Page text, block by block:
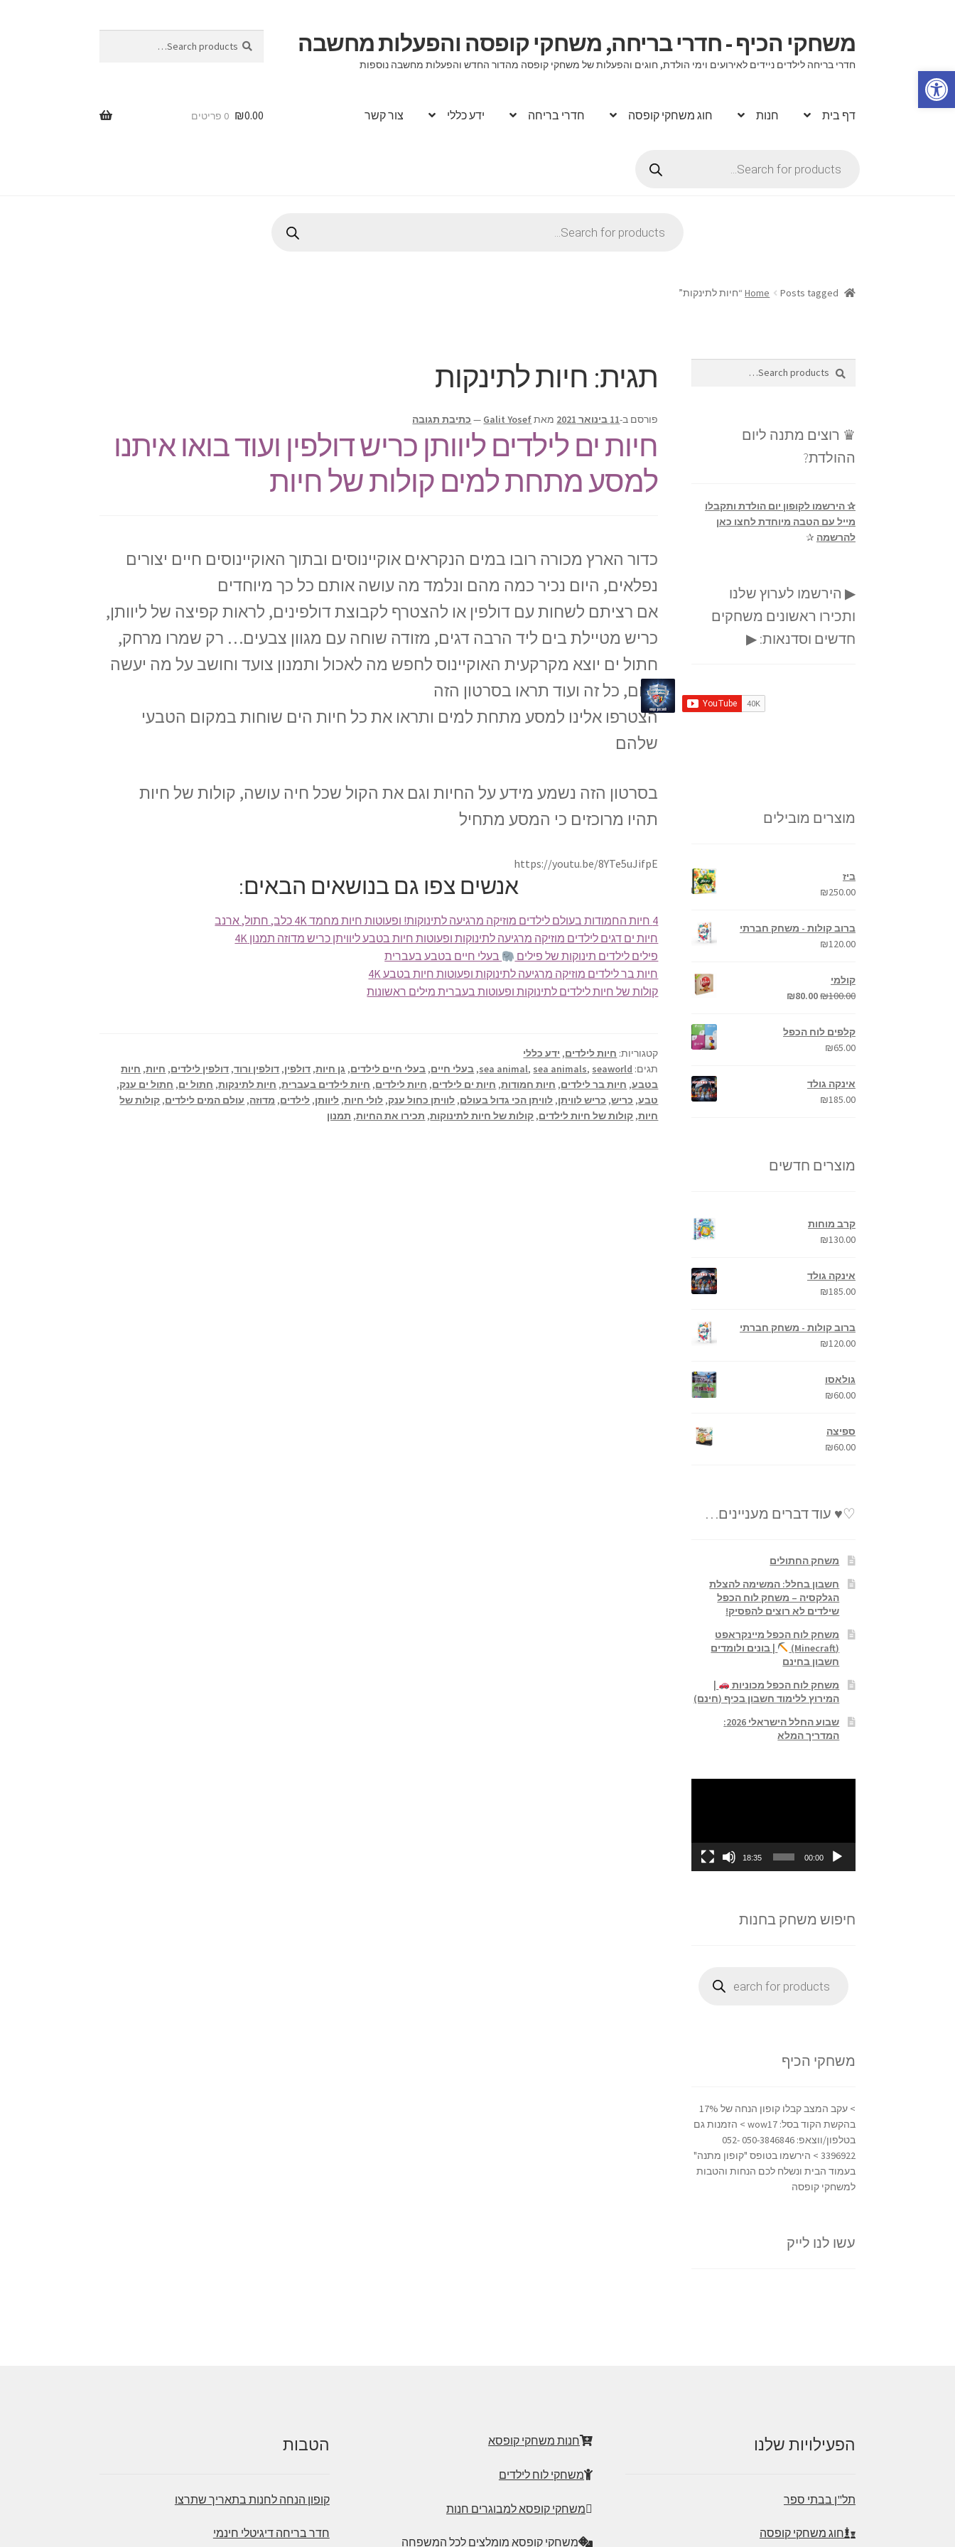
פתח סרגל נגישות
דלג
לניווט
לדלג
לתוכן
משחקי הכיף - חדרי בריחה, משחקי קופסה והפעלות מחשבה
חדרי בריחה לילדים ניידים לאירועים וימי הולדת, חוגים והפעלות של משחקי קופסה מהדור החדש והפעלות מחשבה נוספות
for:
דף בית חנות חוג משחקי קופסה חדרי בריחה ידע כללי צור קשר
search
₪0.00 0 פריטים
search
Home Posts tagged “חיות לתינקות”
תגית: חיות לתינקות
פורסם ב-11 בינואר 2021 מאתGalit Yosef
— כתיבת תגובה
חיות ים לילדים ליוותן כריש דולפין ועוד בואו איתנו
למסע מתחת למים קולות של חיות
כדור הארץ מכורה רובו במים הנקראים אוקיינוסים ובתוך האוקיינוסים חיים יצורים
נפלאים, היום נכיר כמה מהם ונלמד מה עושה אותם כל כך מיוחדים
אם רציתם לשחות עם דולפין או להצטרף לקבוצת דולפינים, לראות קפיצה של ליוותן,
כריש מטיילת בים ליד הרבה דגים, מזודה שוחה עם מגוון צבעים… רק שמרו מרחק,
חתול ים יוצא מקרקעית האוקיינוס לחפש מה לאכול ותמנון צועד וחושב על מה יעשה
היום, כל זה ועוד תראו בסרטון הזה
הצטרפו אלינו למסע מתחת למים ותראו את כל חיות הים שוחות במקום הטבעי
שלהם
בסרטון הזה נשמע מידע על החיות וגם את הקול שכל חיה עושה, קולות של חיות
תהיו מרוכזים כי המסע מתחיל
https://youtu.be/8YTe5uJifpE
אנשים צפו גם בנושאים הבאים:
4 חיות החמודות בעולם לילדים מוזיקה מרגיעה לתינוקות! ופעוטות חיות מחמד 4K כלב, חתול, ארנב
חיות ים דגים לילדים מוזיקה מרגיעה לתינוקות ופעוטות חיות בטבע ליוויתן כריש מדוזה תמנון 4K
פילים לילדים תינוקות של פילים
בעלי חיים בטבע בעברית
חיות בר לילדים מוזיקה מרגיעה לתינוקות ופעוטות חיות בטבע 4K
קולות של חיות לילדים לתינוקות ופעוטות בעברית מילים ראשונות
קטגוריות: חיות לילדים, ידע כללי
תגים:
sea animal, sea animals, seaworld
, בעלי חיים, בעלי חיים לילדים, גן חיות, דולפין, דולפין ורוד, דולפין לילדים, חיות, חיות
בטבע, חיות בר לילדים, חיות חמודות, חיות ים לילדים, חיות לילדים, חיות לילדים בעברית, חיות לתינקות, חתול ים, חתול ים ענק,
טבע, כריש, כריש לוויתן, לוויתן הכי גדול בעולם, לוויתן כחול ענק, לולי חיות, ליוותן, לילדים, מדוזה, עולם המים לילדים, קולות של
חיות, קולות של חיות לילדים, קולות של חיות לתינוקות, תכירו את החיות, תמנון
Search
for:
Search
♛ רוצים מתנה ליום
ההולדת?
✰ הירשמו לקופון יום הולדת ותקבלו
מייל עם הטבה מיוחדת לחצו כאן
להרשמה ✰
▶ הירשמו לערוץ שלנו
ותכירו ראשונים משחקים
חדשים וסדנאות: ▶
מוצרים מובילים
ביז
₪250.00
ברוב קולות - משחק חברתי
₪120.00
קולמי
₪100.00
₪80.00
קלפים לוח הכפל
₪65.00
אינקה גולד
₪185.00
מוצרים חדשים
קרב מוחות
₪130.00
אינקה גולד
₪185.00
ברוב קולות - משחק חברתי
₪120.00
גולאסו
₪60.00
ספיצה
₪60.00
♡♥ עוד דברים מעניינים…
משחק החתולים
חשבון בחלל: המשימה להצלת
הגלקסיה – משחק לוח הכפל
שילדים לא רוצים להפסיק!
משחק לוח הכפל מיינקראפט
(Minecraft)
| בונים ולומדים
חשבון בחינם
משחק לוח הכפל מכוניות
|
המירוץ ללימוד חשבון בכיף (חינם)
שבוע החלל הישראלי 2026:
המדריך המלא
00:00
18:35
חיפוש משחק בחנות
search
משחקי הכיף
> עקב המצב קבלו קופון הנחה של 17%
בהקשת הקוד בסל: wow17 > הזמנות גם
בטלפון/ווצאפ: 050-3846846 052-
3396922 > הירשמו בטופס "קופון מתנה"
בעמוד הבית ונשלח לכם הנחות והטבות
למשחקי קופסה
עשו לנו לייק
הפעילויות שלנו
תל"ן בבתי ספר
חוג משחקי קופסה
חנות משחקי קופסא
משחקי לוח לילדים
משחקי קופסא למבוגרים חנות
משחקי קופסא מומלצים לכל המשפחה
הטבות
קופון הנחה לחנות בתאריך שתרצו
חדר בריחה דיגיטלי חינמי